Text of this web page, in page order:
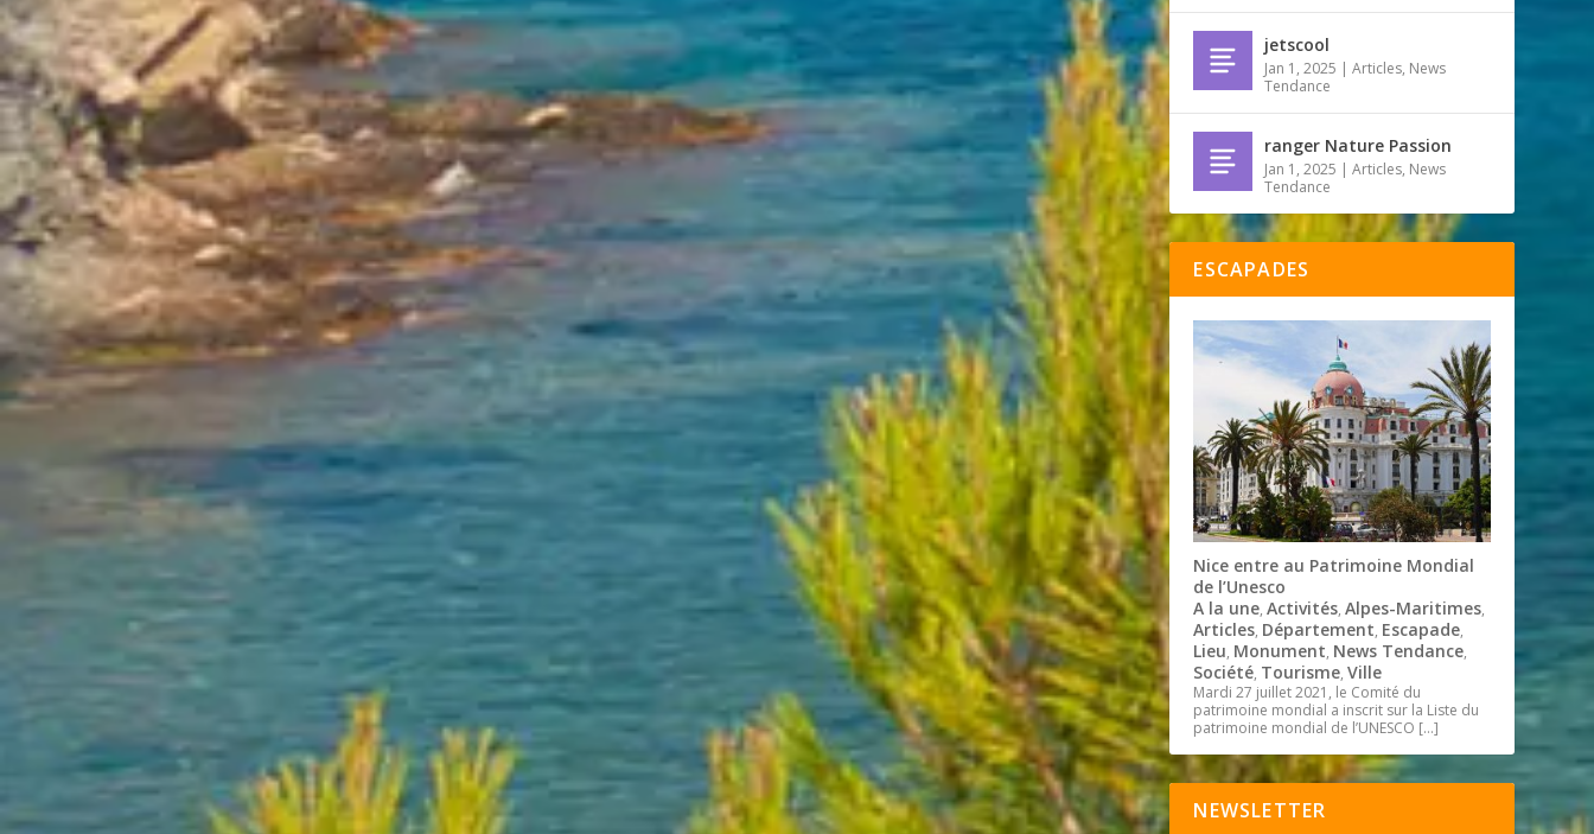
jetscool
Jan 1, 2025 |Articles, News
Tendance
ranger Nature Passion
Jan 1, 2025 |Articles, News
Tendance
ESCAPADES
Nice entre au Patrimoine Mondial
de l’Unesco
A la une,Activités,Alpes-Maritimes,
Articles, Département, Escapade,
Lieu, Monument, News Tendance,
Société, Tourisme,Ville
Mardi 27 juillet 2021, le Comité du
patrimoine mondial a inscrit sur la Liste du
patrimoine mondial de l’UNESCO […]
NEWSLETTER